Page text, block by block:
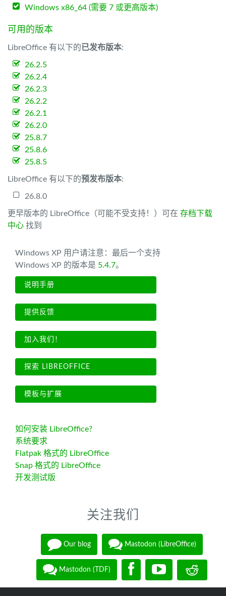
Windows x86_64 (需要 7 或更高版本)
可用的版本
LibreOffice 有以下的已发布版本:
26.2.5
26.2.4
26.2.3
26.2.2
26.2.1
26.2.0
25.8.7
25.8.6
25.8.5
LibreOffice 有以下的预发布版本:
26.8.0
更早版本的 LibreOffice（可能不受支持！）可在 存档下载
中心 找到
Windows XP 用户请注意：最后一个支持
Windows XP 的版本是 5.4.7。
说明手册
提供反馈
加入我们！
探索 LIBREOFFICE
模板与扩展
如何安装 LibreOffice?
系统要求
Flatpak 格式的 LibreOffice
Snap 格式的 LibreOffice
开发测试版
关注我们
Our blog Mastodon (LibreOffice)
Mastodon (TDF)